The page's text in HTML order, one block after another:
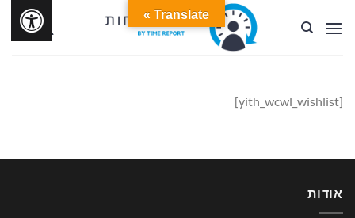
[yith_wcwl_wishlist]
אודות
Translate »